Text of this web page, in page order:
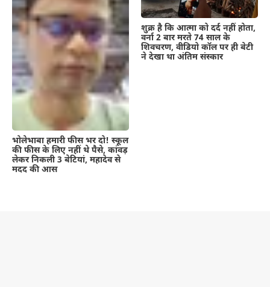
भोलेभाबा हमारी फीस भर दो! स्कूल
की फीस के लिए नहीं थे पैसे, कांवड़
लेकर निकली 3 बेटियां, महादेव से
मदद की आस
शुक्र है कि आत्मा को दर्द नहीं होता,
वर्ना 2 बार मरते 74 साल के
शिवचरण, वीडियो कॉल पर ही बेटी
ने देखा था अंतिम संस्कार